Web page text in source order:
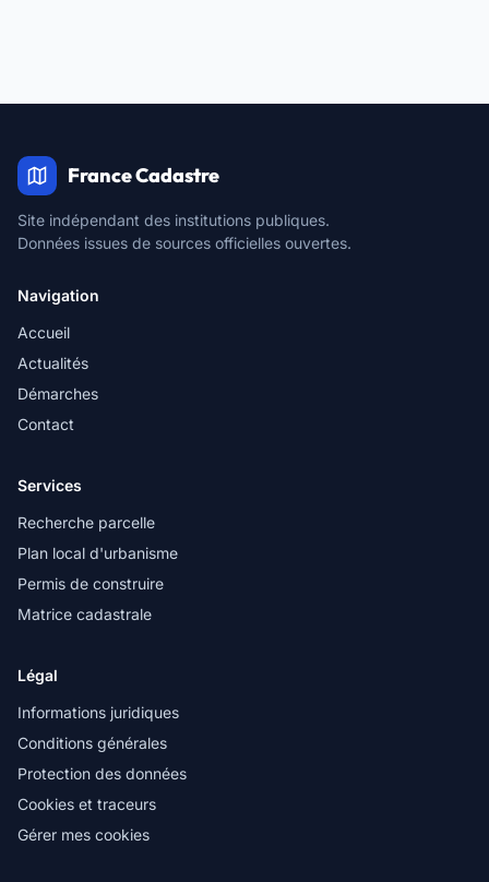
France Cadastre
Site indépendant des institutions publiques.
Données issues de sources officielles ouvertes.
Navigation
Accueil
Actualités
Démarches
Contact
Services
Recherche parcelle
Plan local d'urbanisme
Permis de construire
Matrice cadastrale
Légal
Informations juridiques
Conditions générales
Protection des données
Cookies et traceurs
Gérer mes cookies